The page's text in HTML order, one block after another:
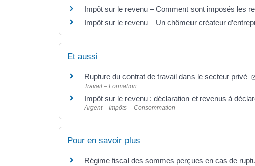
Impôt sur le revenu – Comment sont imposés les
Impôt sur le revenu – Un chômeur créateur
Et aussi
Rupture du contrat de travail dans le secteur privé
Travail – Formation
Impôt sur le revenu : déclaration et revenus à
Argent – Impôts – Consommation
Pour en savoir plus
Régime fiscal des sommes perçues en cas de